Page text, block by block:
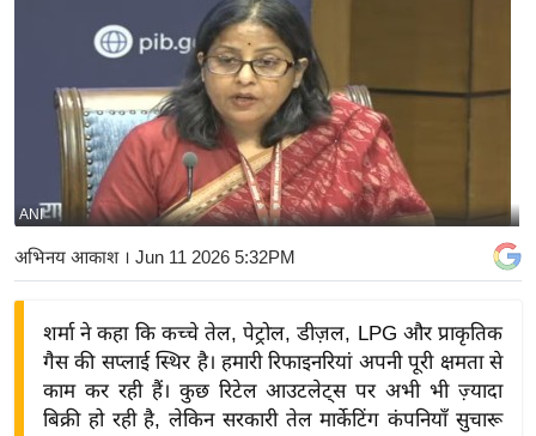
बि
ज़
ने
द्यो
ANI
अभिनय आकाश। Jun 11 2026 5:32PM
शर्मा ने कहा कि कच्चे तेल, पेट्रोल, डीज़ल, LPG और प्राकृतिक
गैस की सप्लाई स्थिर है। हमारी रिफाइनरियां अपनी पूरी क्षमता से
काम कर रही हैं। कुछ रिटेल आउटलेट्स पर अभी भी ज़्यादा
बिक्री हो रही है, लेकिन सरकारी तेल मार्केटिंग कंपनियाँ सुचारू